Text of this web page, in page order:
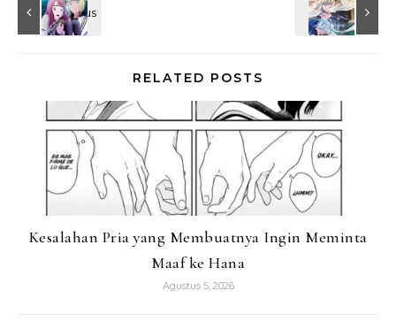
RELATED POSTS
Kesalahan Pria yang Membuatnya Ingin Meminta
Maaf ke Hana
Agustus 5, 2026